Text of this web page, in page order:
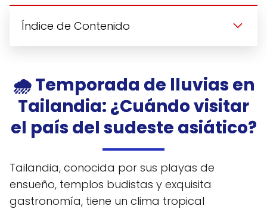
Índice de Contenido
🌧️ Temporada de lluvias en
Tailandia: ¿Cuándo visitar
el país del sudeste asiático?
Tailandia, conocida por sus playas de
ensueño, templos budistas y exquisita
gastronomía, tiene un clima tropical